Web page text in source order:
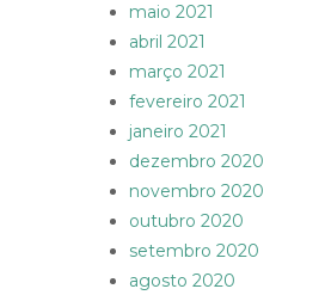
maio 2021
abril 2021
março 2021
fevereiro 2021
janeiro 2021
dezembro 2020
novembro 2020
outubro 2020
setembro 2020
agosto 2020